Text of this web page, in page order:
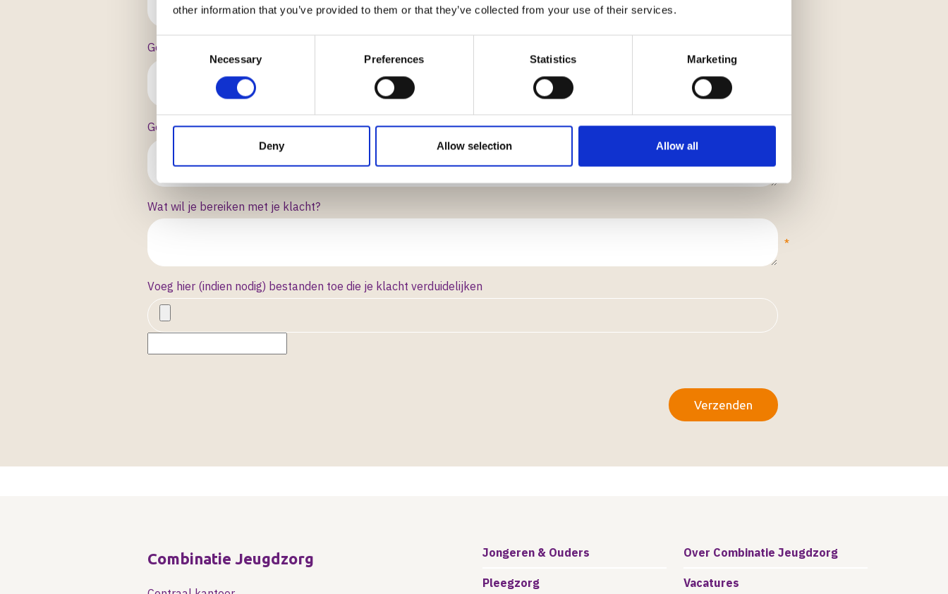
other information that you’ve provided to them or that they’ve collected from your use of their services.
Selection
Necessary Preferences Statistics Marketing
Deny Allow selection Allow all
Geef in een paar zinnen (of puntsgewijs) aan waar je klacht over gaat
Geef eventueel voorbeelden om je klacht te verduidelijken
Wat wil je bereiken met je klacht?
Voeg hier (indien nodig) bestanden toe die je klacht verduidelijken
Combinatie Jeugdzorg Jongeren & Ouders
Pleegzorg
Over Combinatie Jeugdzorg
Vacatures